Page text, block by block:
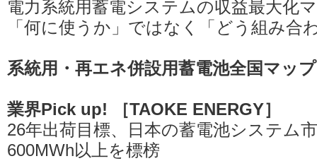
電力系統用蓄電システムの収益最大化
「何に使うか」ではなく「どう組み合
系統用・再エネ併設用蓄電池全国マップ
業界Pick up! ［TAOKE ENERGY］
26年出荷目標、日本の蓄電池システム
600MWh以上を標榜